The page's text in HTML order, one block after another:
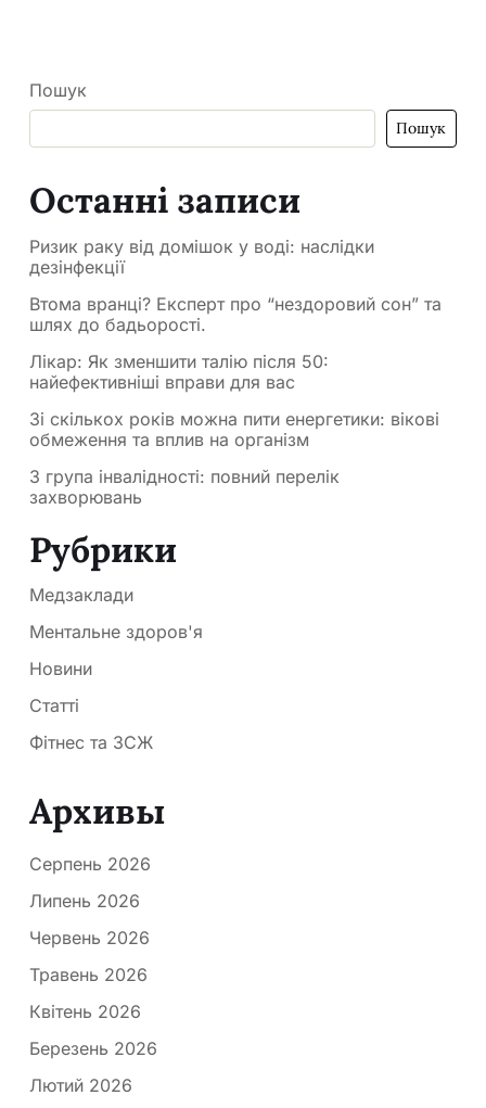
Пошук
Пошук
Останні записи
Ризик раку від домішок у воді: наслідки
дезінфекції
Втома вранці? Експерт про “нездоровий сон” та
шлях до бадьорості.
Лікар: Як зменшити талію після 50:
найефективніші вправи для вас
Зі скількох років можна пити енергетики: вікові
обмеження та вплив на організм
3 група інвалідності: повний перелік
захворювань
Рубрики
Медзаклади
Ментальне здоров'я
Новини
Статті
Фітнес та ЗСЖ
Архивы
Серпень 2026
Липень 2026
Червень 2026
Травень 2026
Квітень 2026
Березень 2026
Лютий 2026